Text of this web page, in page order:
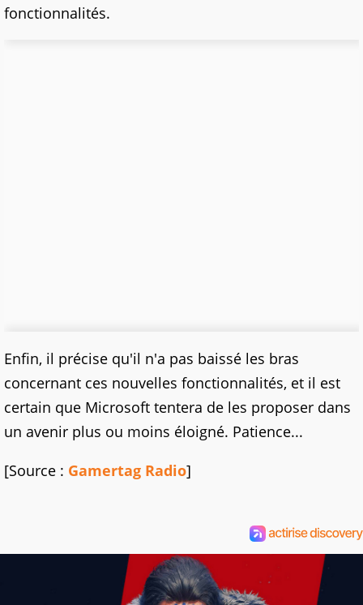
fonctionnalités.
Enfin, il précise qu'il n'a pas baissé les bras
concernant ces nouvelles fonctionnalités, et il est
certain que Microsoft tentera de les proposer dans
un avenir plus ou moins éloigné. Patience...
[Source : Gamertag Radio]